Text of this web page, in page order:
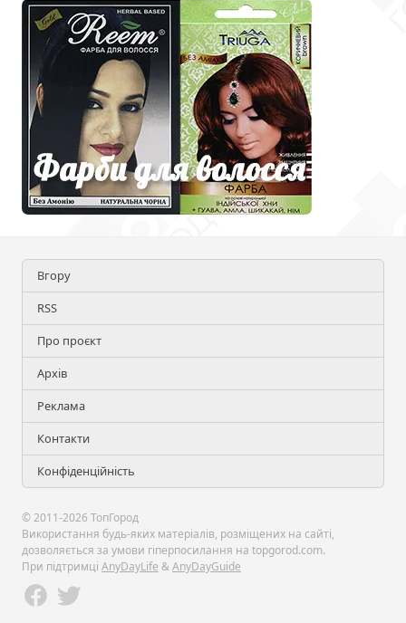
Вгору
RSS
Про проєкт
Архів
Реклама
Контакти
Конфіденційність
© 2011-2026 ТопГород
Використання будь-яких матеріалів, розміщених на сайті,
дозволяється за умови гіперпосилання на topgorod.com.
При підтримці AnyDayLife &AnyDayGuide